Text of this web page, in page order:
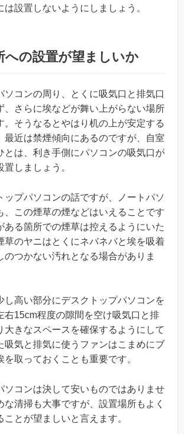
は設置しないようにしましょう。
への設置が望ましいか
ソコンの周り、とくに吸気口と排気口
、さらに埃などが舞い上がらない場所
。そうなるとやはり机の上が安定する
最近は禁煙傾向にあるのですが、自室
とは、利き手側にパソコンの吸気口が
しましょう。
ップパソコンの話ですが、ノートパソ
、この煙草の煙などはいえることです
ある箇所での煙草は控えるようにいた
草のヤニはとくにネバネバと埃を吸着
のつかない汚れとなる場合がありま
し高い部分にデスクトップパソコンを
右15cm程度の隙間を空け吸気口と排
大きなスペースを確保するようにして
吸気と排気に使うファンはこまめにブ
を取っておくことも重要です。
ソコンは決して安いものではありませ
な清掃も大事ですが、設置場所もよく
とが望ましいと言えます。